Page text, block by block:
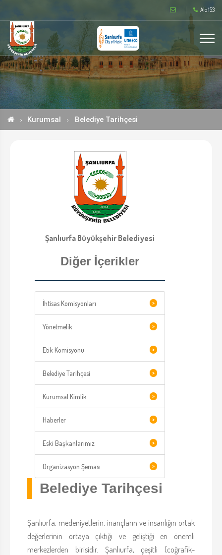
Alo 153
Kurumsal Belediye Tarihçesi
Şanlıurfa Büyükşehir Belediyesi
Diğer İçerikler
İhtisas Komisyonları >
Yönetmelik >
Etik Komisyonu >
Belediye Tarihçesi >
Kurumsal Kimlik >
Haberler >
Eski Başkanlarımız >
Organizasyon Şeması >
Belediye Tarihçesi
Şanlıurfa, medeniyetlerin, inançların ve insanlığın ortak
değerlerinin ortaya çıktığı ve geliştiği en önemli
merkezlerden birisidir. Şanlıurfa, çeşitli (coğrafik-